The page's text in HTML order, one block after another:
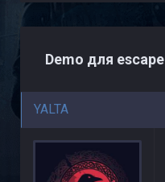
Demo для escape
YALTA